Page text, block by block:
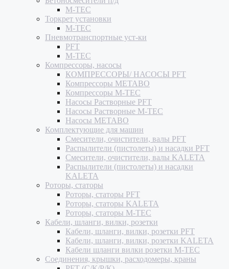
M-TEC
Торкрет установки
M-TEC
Пневмотранспортные уст-ки
PFT
M-TEC
Компрессоры, насосы
КОМПРЕССОРЫ/ НАСОСЫ PFT
Компрессоры METABO
Компрессоры M-TEC
Насосы Растворные PFT
Насосы Растворные M-TEC
Насосы METABO
Комплектующие для машин
Смесители, очистители, валы PFT
Распылители (пистолеты) и насадки PFT
Смесители, очистители, валы KALETA
Распылители (пистолеты) и насадки
KALETA
Роторы, статоры
Роторы, статоры PFT
Роторы, статоры KALETA
Роторы, статоры M-TEC
Кабели, шланги, вилки, розетки
Кабели, шланги, вилки, розетки PFT
Кабели, шланги, вилки, розетки KALETA
Кабели шланги вилки розетки M-TEC
Соединения, крышки, расходомеры, краны